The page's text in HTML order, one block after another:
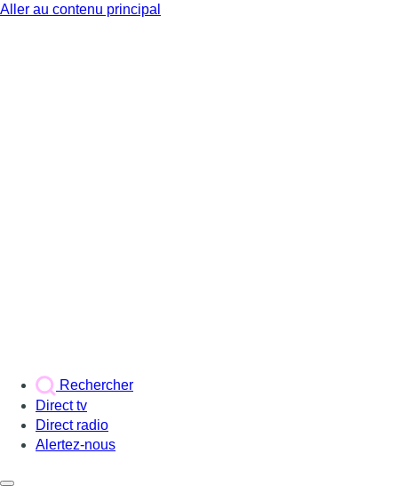
Aller au contenu principal
Rechercher
Direct tv
Direct radio
Alertez-nous